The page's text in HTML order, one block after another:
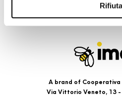
l’Informativa estesa cookie. La
banner comporterà il
comunque modificare le tue
accedendo al link presente nel
Rifiuta
A brand of Cooperativa
Via Vittorio Veneto, 13 -